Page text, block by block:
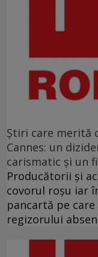
Ştiri care merită
Cannes: un
carismatic şi un
Producătorii şi
covorul roşu iar
pancartă pe
regizorului